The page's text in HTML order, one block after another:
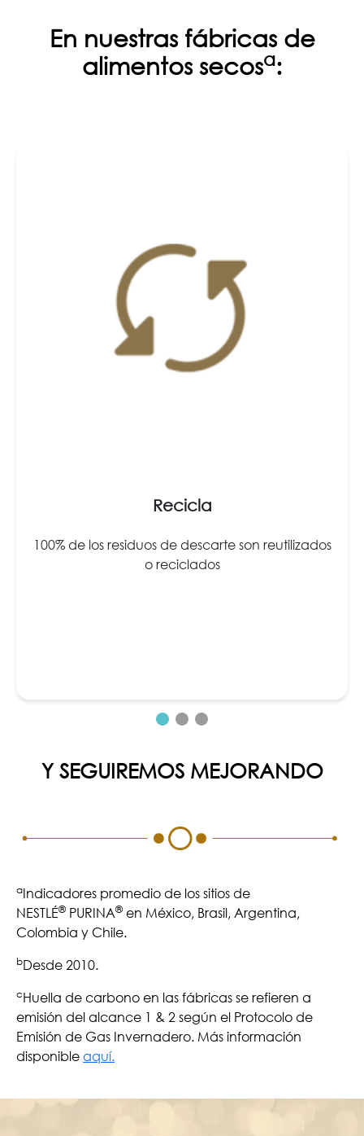
En nuestras fábricas de
alimentos secosa:
Recicla
100% de los residuos de descarte son reutilizados
o reciclados
Y SEGUIREMOS MEJORANDO
aIndicadores promedio de los sitios de
NESTLÉ® PURINA® en México, Brasil, Argentina,
Colombia y Chile.
bDesde 2010.
cHuella de carbono en las fábricas se refieren a
emisión del alcance 1 & 2 según el Protocolo de
Emisión de Gas Invernadero. Más información
disponibleaquí.